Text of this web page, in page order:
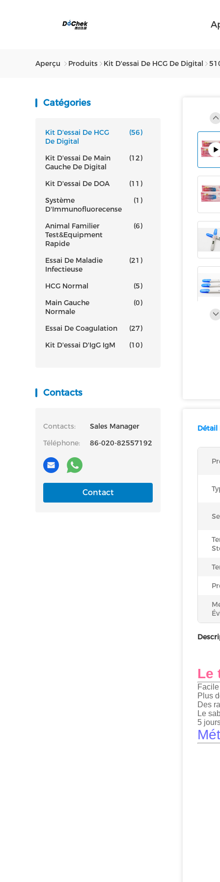
Aperçu Produits Kit D'essai De HCG De Digital
Catégories
Kit D'essai De HCG
De Digital
(56)
Kit D'essai De Main
Gauche De Digital
(12)
Kit D'essai De DOA
(11)
Système
D'Immunofluorecense
(1)
Animal Familier
Test&Equipment
Rapide
(6)
Essai De Maladie
Infectieuse
(21)
HCG Normal
(5)
Main Gauche
Normale
(0)
Essai De Coagulation
(27)
Kit D'essai D'IgG IgM
(10)
Contacts
Contacts:
Sales Manager
Téléphone:
86-020-82557192
Contact
Le
Plus
Des
Le
5